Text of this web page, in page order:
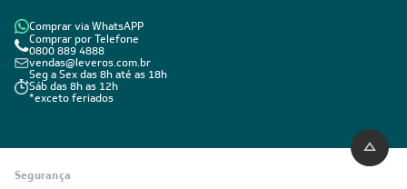
Comprar via WhatsAPP
Comprar por Telefone
0800 889 4888
vendas@leveros.com.br
Seg a Sex das 8h até as 18h
Sáb das 8h as 12h
*exceto feriados
Segurança